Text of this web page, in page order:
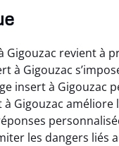
Gigouzac revient à
à Gigouzac
insert à Gigouzac
Gigouzac
les dangers